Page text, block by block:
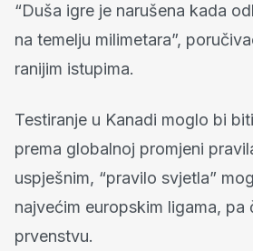
“Duša igre je narušena kada
na temelju milimetara”,
ranijim istupima.
Testiranje u Kanadi moglo bi
prema globalnoj promjeni
uspješnim, “pravilo svjetla”
najvećim europskim ligama, pa
prvenstvu.